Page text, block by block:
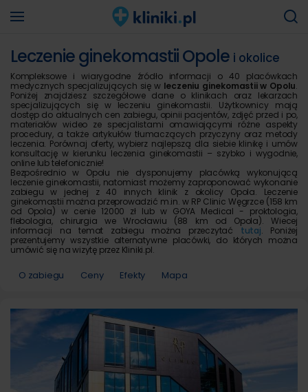
Leczenie ginekomastii Opole i okolice
Kompleksowe i wiarygodne źródło informacji o 40 placówkach
medycznych specjalizujących się w leczeniu ginekomastii w Opolu.
Poniżej znajdziesz szczegółowe dane o klinikach oraz lekarzach
specjalizujących się w leczeniu ginekomastii. Użytkownicy mają
dostęp do aktualnych cen zabiegu, opinii pacjentów, zdjęć przed i po,
materiałów wideo ze specjalistami omawiającymi różne aspekty
procedury, a także artykułów tłumaczących przyczyny oraz metody
leczenia. Porównaj oferty, wybierz najlepszą dla siebie klinikę i umów
konsultację w kierunku leczenia ginekomastii – szybko i wygodnie,
online lub telefonicznie!
Bezpośrednio w Opolu nie dysponujemy placówką wykonującą
leczenie ginekomastii, natomiast możemy zaproponować wykonanie
zabiegu w jednej z 40 innych klinik z okolicy Opola. Leczenie
ginekomastii można przeprowadzić m.in. w RP Clinic Węgrzce (158 km
od Opola) w cenie 12000 zł lub w GOYA Medical - proktologia,
flebologia, chirurgia we Wrocławiu (88 km od Opola). Wiecej
informacji na temat zabiegu można przeczytać tutaj. Poniżej
prezentujemy wszystkie alternatywne placówki, do których można
umówić się na wizytę przez Kliniki.pl.
O zabiegu Ceny Efekty Mapa